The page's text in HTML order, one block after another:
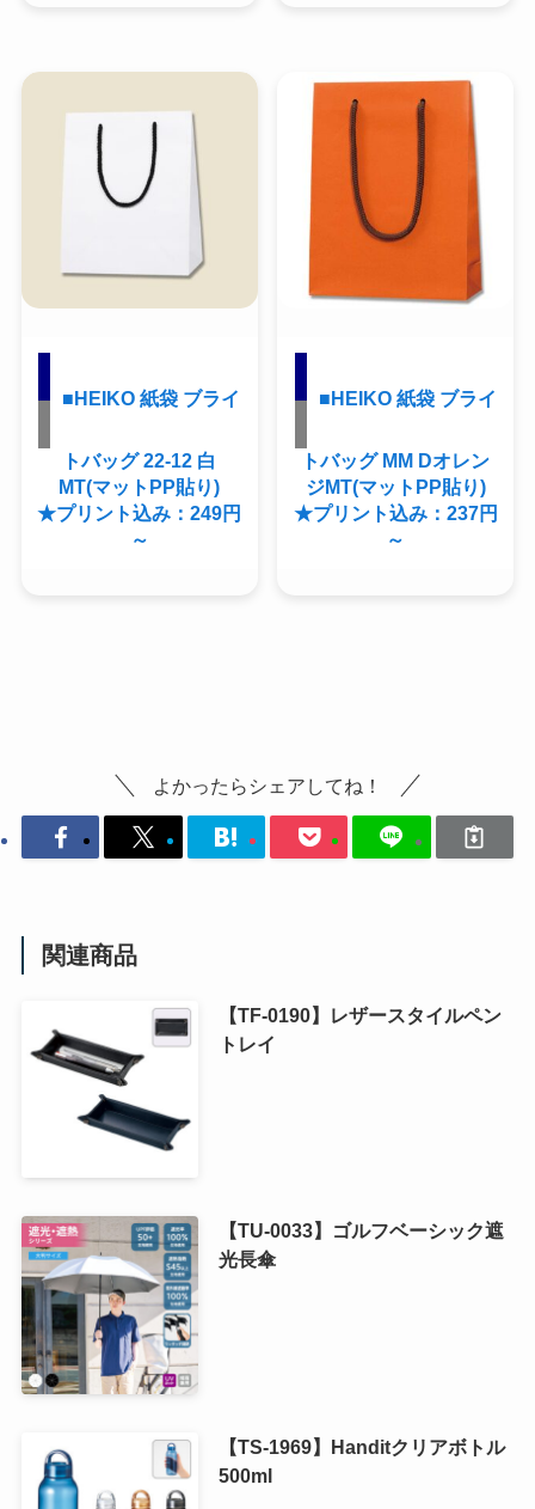
■HEIKO 紙袋 ブライ
トバッグ 22-12 白
MT(マットPP貼り)
★プリント込み：249円
～
■HEIKO 紙袋 ブライ
トバッグ MM Dオレン
ジMT(マットPP貼り)
★プリント込み：237円
～
よかったらシェアしてね！
関連商品
【TF-0190】レザースタイルペン
トレイ
【TU-0033】ゴルフベーシック遮
光長傘
【TS-1969】Handitクリアボトル
500ml